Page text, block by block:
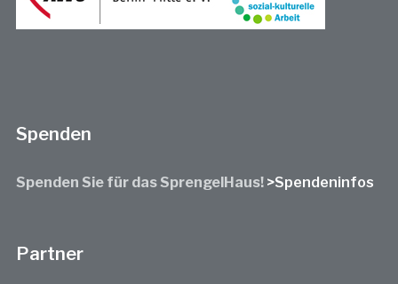
Spenden
Spenden Sie für das SprengelHaus! >Spendeninfos
Partner